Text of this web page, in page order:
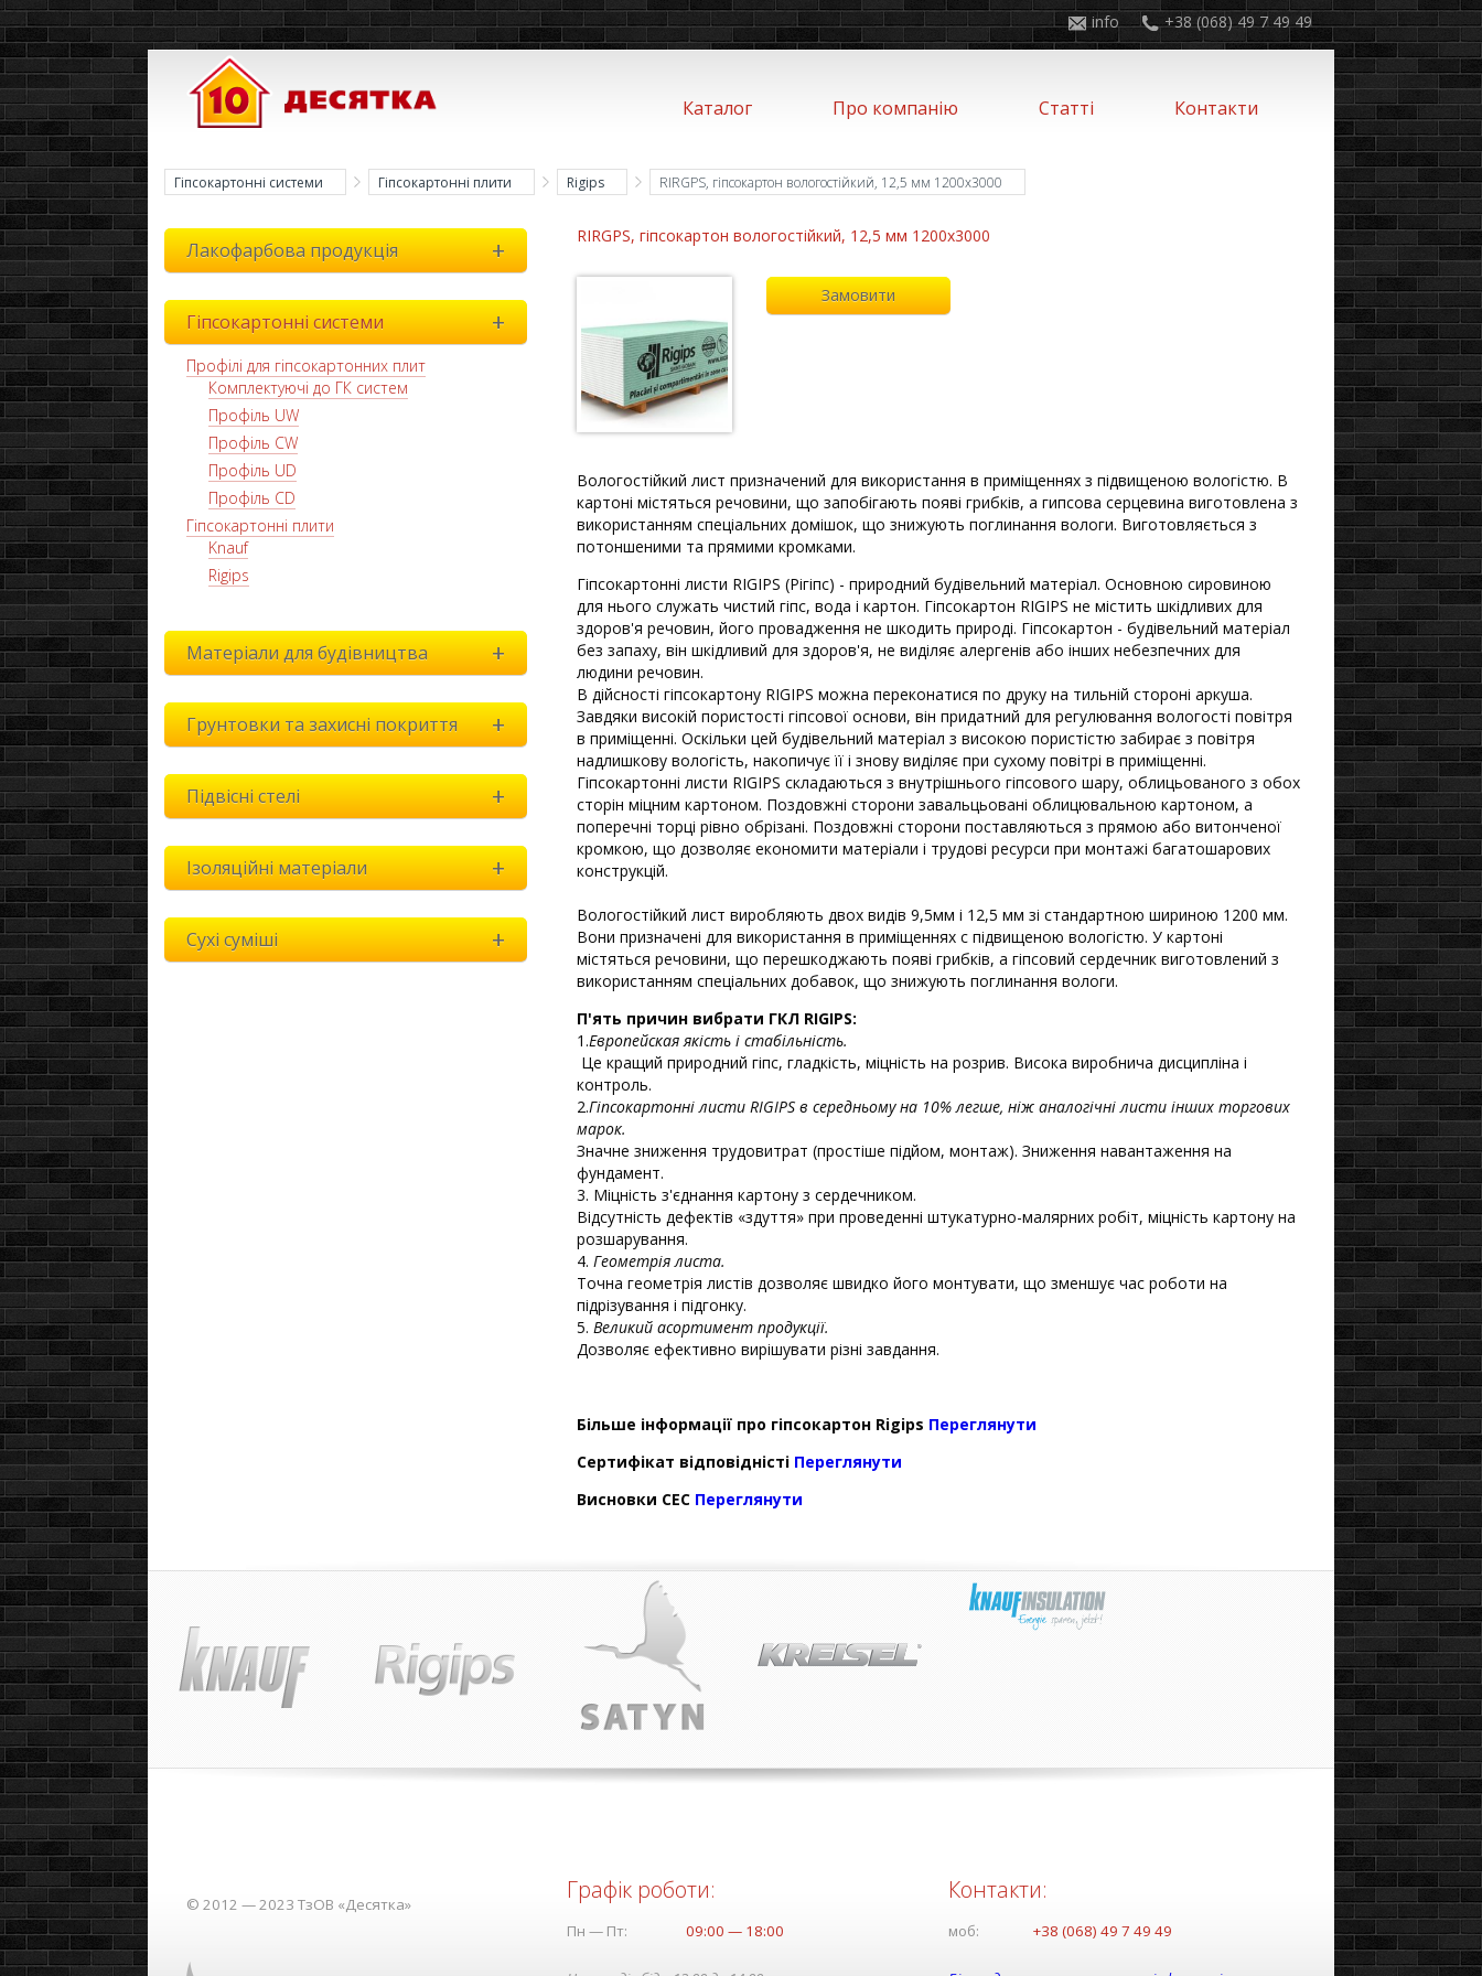
+38 (068) 49 7 49 49
info
Каталог Про компанію Статті Контакти
Гіпсокартонні системи Гіпсокартонні плити Rigips RIRGPS, гіпсокартон вологостійкий, 12,5 мм 1200x3000
Лакофарбова продукція +
Гіпсокартонні системи +
Профілі для гіпсокартонних плит
Комплектуючі до ГК систем
Профіль UW
Профіль CW
Профіль UD
Профіль CD
Гіпсокартонні плити
Knauf
Rigips
Матеріали для будівництва +
Грунтовки та захисні покриття +
Підвісні стелі +
Ізоляційні матеріали +
Сухі суміші +
RIRGPS, гіпсокартон вологостійкий, 12,5 мм 1200x3000
Замовити
Вологостійкий лист призначений для використання в приміщеннях з підвищеною вологістю. В
картоні містяться речовини, що запобігають появі грибків, а гипсова серцевина виготовлена з
використанням спеціальних домішок, що знижують поглинання вологи. Виготовляється з
потоншеними та прямими кромками.
Гіпсокартонні листи RIGIPS (Рігіпс) - природний будівельний матеріал. Основною сировиною
для нього служать чистий гіпс, вода і картон. Гіпсокартон RIGIPS не містить шкідливих для
здоров'я речовин, його провадження не шкодить природі. Гіпсокартон - будівельний матеріал
без запаху, він шкідливий для здоров'я, не виділяє алергенів або інших небезпечних для
людини речовин.
В дійсності гіпсокартону RIGIPS можна переконатися по друку на тильній стороні аркуша.
Завдяки високій пористості гіпсової основи, він придатний для регулювання вологості повітря
в приміщенні. Оскільки цей будівельний матеріал з високою пористістю забирає з повітря
надлишкову вологість, накопичує її і знову виділяє при сухому повітрі в приміщенні.
Гіпсокартонні листи RIGIPS складаються з внутрішнього гіпсового шару, облицьованого з обох
сторін міцним картоном. Поздовжні сторони завальцьовані облицювальною картоном, а
поперечні торці рівно обрізані. Поздовжні сторони поставляються з прямою або витонченої
кромкою, що дозволяє економити матеріали і трудові ресурси при монтажі багатошарових
конструкцій.
Вологостійкий лист виробляють двох видів 9,5мм і 12,5 мм зі стандартною шириною 1200 мм.
Вони призначені для використання в приміщеннях c підвищеною вологістю. У картоні
містяться речовини, що перешкоджають появі грибків, а гіпсовий сердечник виготовлений з
використанням спеціальних добавок, що знижують поглинання вологи.
П'ять причин вибрати ГКЛ RIGIPS:
1.Европейская якість і стабільність.
Це кращий природний гіпс, гладкість, міцність на розрив. Висока виробнича дисципліна і
контроль.
2.Гіпсокартонні листи RIGIPS в середньому на 10% легше, ніж аналогічні листи інших торгових
марок.
Значне зниження трудовитрат (простіше підйом, монтаж). Зниження навантаження на
фундамент.
3. Міцність з'єднання картону з сердечником.
Відсутність дефектів «здуття» при проведенні штукатурно-малярних робіт, міцність картону на
розшарування.
4. Геометрія листа.
Точна геометрія листів дозволяє швидко його монтувати, що зменшує час роботи на
підрізування і підгонку.
5. Великий асортимент продукції.
Дозволяє ефективно вирішувати різні завдання.
Більше інформації про гіпсокартон Rigips Переглянути
Сертифікат відповідністі Переглянути
Висновки СЕС Переглянути
Контакти:
моб: +38 (068) 49 7 49 49
Графік роботи:
Пн — Пт: 09:00 — 18:00
© 2012 — 2023 ТзОВ «Десятка»